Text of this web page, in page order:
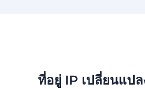
ที่อยู่ IP เปลี่ยนแปล